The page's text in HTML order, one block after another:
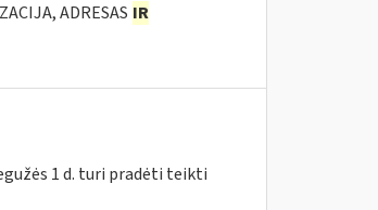
ADRESAS IR
1 d. turi pradėti teikti